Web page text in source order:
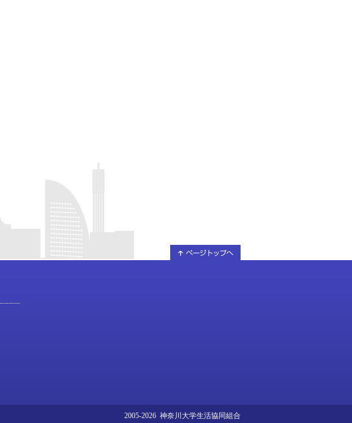
2005-2026 神奈川大学生活協同組合